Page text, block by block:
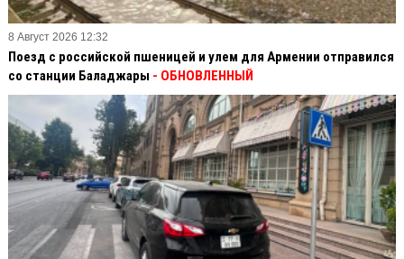
8 Август 2026 12:32
Поезд с российской пшеницей и улем для Армении отправился
со станции Баладжары - ОБНОВЛЕННЫЙ